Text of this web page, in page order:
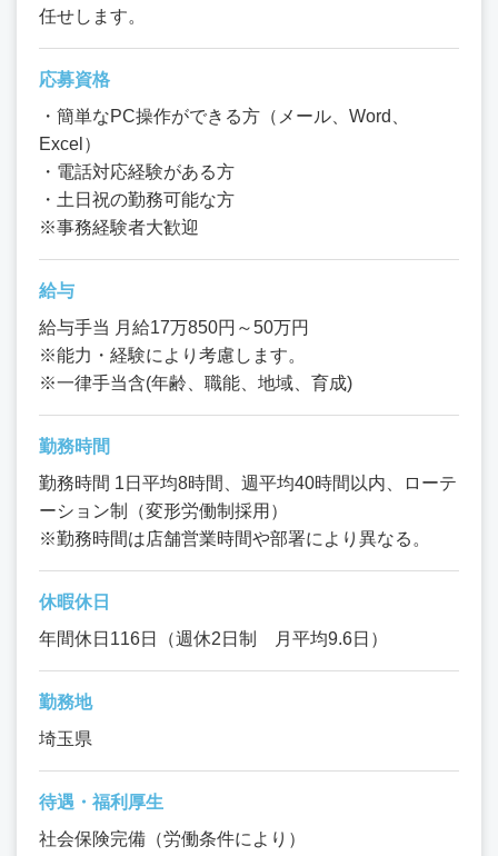
任せします。
応募資格
・簡単なPC操作ができる方（メール、Word、
Excel）
・電話対応経験がある方
・土日祝の勤務可能な方
※事務経験者大歓迎
給与
給与手当 月給17万850円～50万円
※能力・経験により考慮します。
※一律手当含(年齢、職能、地域、育成)
勤務時間
勤務時間 1日平均8時間、週平均40時間以内、ローテ
ーション制（変形労働制採用）
※勤務時間は店舗営業時間や部署により異なる。
休暇休日
年間休日116日（週休2日制 月平均9.6日）
勤務地
埼玉県
待遇・福利厚生
社会保険完備（労働条件により）